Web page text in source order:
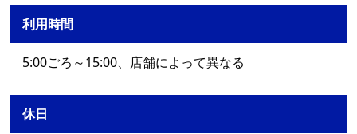
利用時間
5:00ごろ～15:00、店舗によって異なる
休日